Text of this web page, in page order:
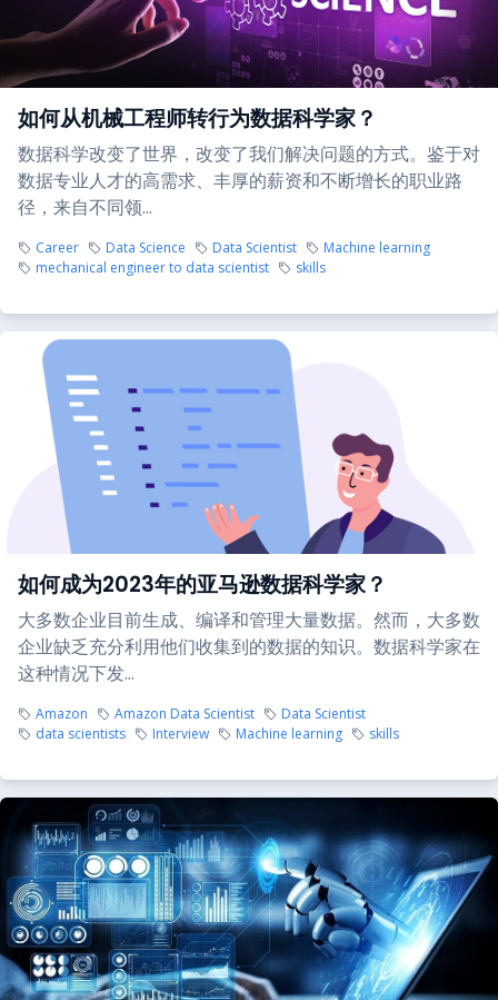
如何从机械工程师转行为数据科学家？
数据科学改变了世界，改变了我们解决问题的方式。鉴于对
数据专业人才的高需求、丰厚的薪资和不断增长的职业路
径，来自不同领...
Career Data Science Data Scientist
Machine learning
mechanical engineer to data scientist
skills
如何成为2023年的亚马逊数据科学家？
大多数企业目前生成、编译和管理大量数据。然而，大多数
企业缺乏充分利用他们收集到的数据的知识。数据科学家在
这种情况下发...
Amazon Amazon Data Scientist
Data Scientist
data scientists
Interview Machine learning skills